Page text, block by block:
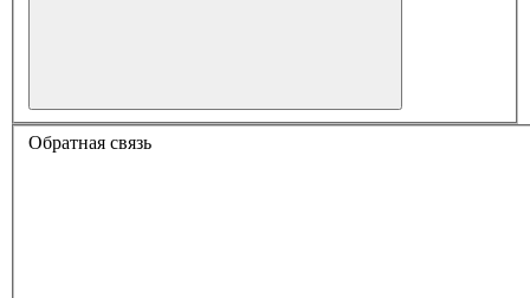
Обратная связь